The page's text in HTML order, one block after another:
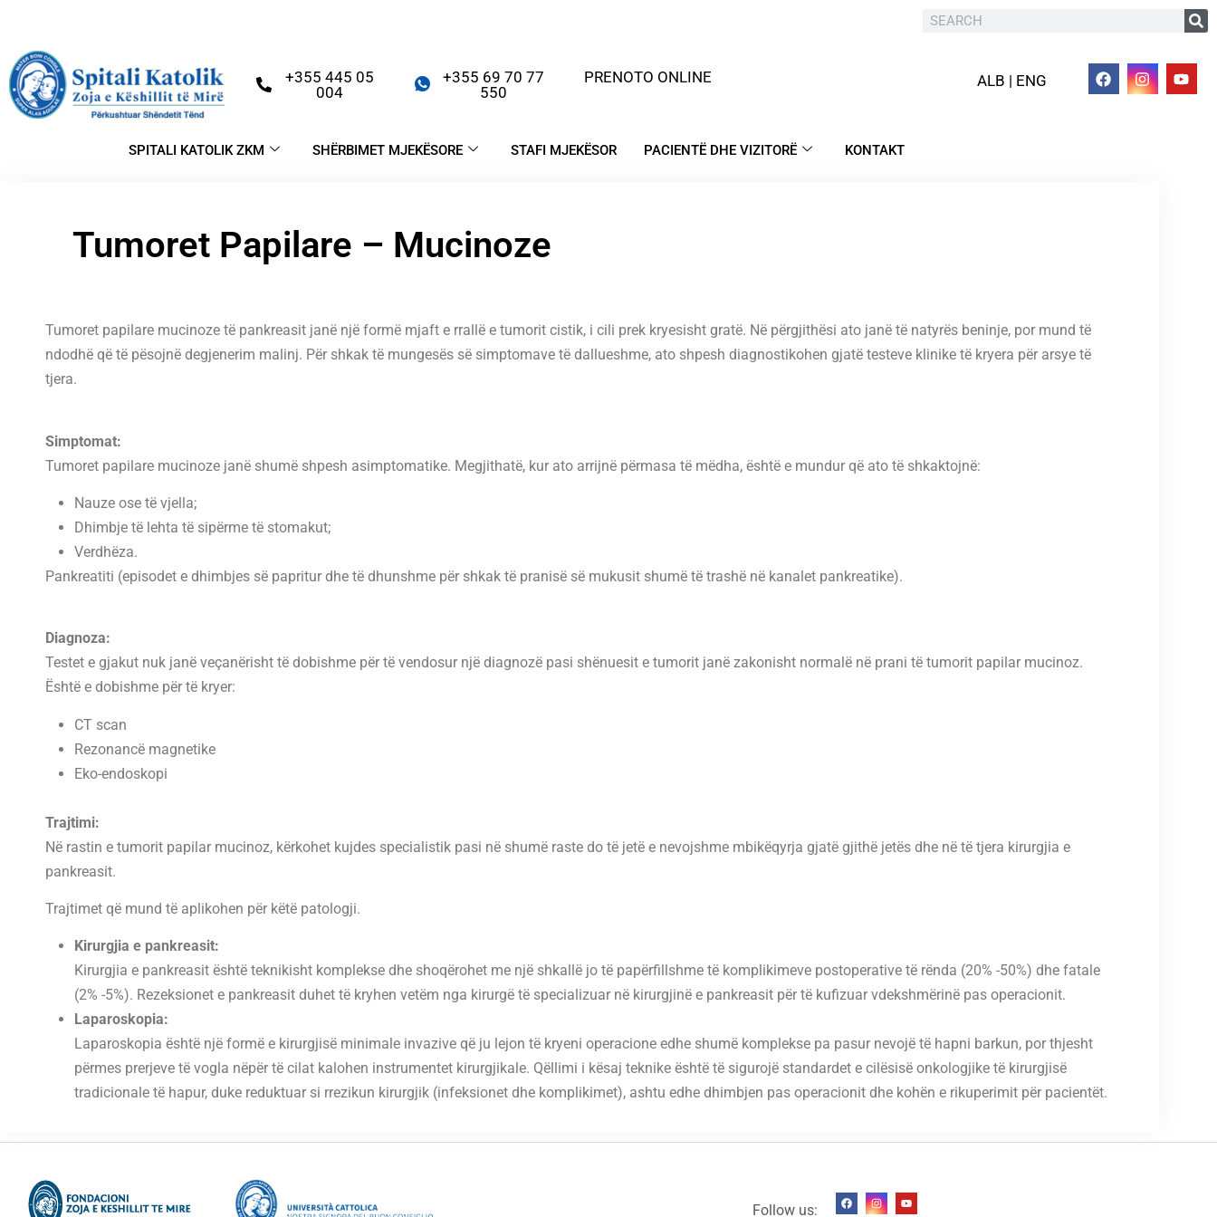
+355 445 05
004
+355 69 70 77
550
PRENOTO ONLINE ALB | ENG
SPITALI KATOLIK ZKM SHËRBIMET MJEKËSORE STAFI MJEKËSOR PACIENTË DHE VIZITORË KONTAKT
Tumoret Papilare – Mucinoze
Tumoret papilare mucinoze të pankreasit janë një formë mjaft e rrallë e tumorit cistik, i cili prek kryesisht gratë. Në përgjithësi ato janë të natyrës beninje, por mund të
ndodhë që të pësojnë degjenerim malinj. Për shkak të mungesës së simptomave të dallueshme, ato shpesh diagnostikohen gjatë testeve klinike të kryera për arsye të
tjera.
Simptomat:
Tumoret papilare mucinoze janë shumë shpesh asimptomatike. Megjithatë, kur ato arrijnë përmasa të mëdha, është e mundur që ato të shkaktojnë:
Nauze ose të vjella;
Dhimbje të lehta të sipërme të stomakut;
Verdhëza.
Pankreatiti (episodet e dhimbjes së papritur dhe të dhunshme për shkak të pranisë së mukusit shumë të trashë në kanalet pankreatike).
Diagnoza:
Testet e gjakut nuk janë veçanërisht të dobishme për të vendosur një diagnozë pasi shënuesit e tumorit janë zakonisht normalë në prani të tumorit papilar mucinoz.
Është e dobishme për të kryer:
CT scan
Rezonancë magnetike
Eko-endoskopi
Trajtimi:
Në rastin e tumorit papilar mucinoz, kërkohet kujdes specialistik pasi në shumë raste do të jetë e nevojshme mbikëqyrja gjatë gjithë jetës dhe në të tjera kirurgjia e
pankreasit.
Trajtimet që mund të aplikohen për këtë patologji.
Kirurgjia e pankreasit:
Kirurgjia e pankreasit është teknikisht komplekse dhe shoqërohet me një shkallë jo të papërfillshme të komplikimeve postoperative të rënda (20% -50%) dhe fatale
(2% -5%). Rezeksionet e pankreasit duhet të kryhen vetëm nga kirurgë të specializuar në kirurgjinë e pankreasit për të kufizuar vdekshmërinë pas operacionit.
Laparoskopia:
Laparoskopia është një formë e kirurgjisë minimale invazive që ju lejon të kryeni operacione edhe shumë komplekse pa pasur nevojë të hapni barkun, por thjesht
përmes prerjeve të vogla nëpër të cilat kalohen instrumentet kirurgjikale. Qëllimi i kësaj teknike është të sigurojë standardet e cilësisë onkologjike të kirurgjisë
tradicionale të hapur, duke reduktuar si rrezikun kirurgjik (infeksionet dhe komplikimet), ashtu edhe dhimbjen pas operacionit dhe kohën e rikuperimit për pacientët.
Follow us: